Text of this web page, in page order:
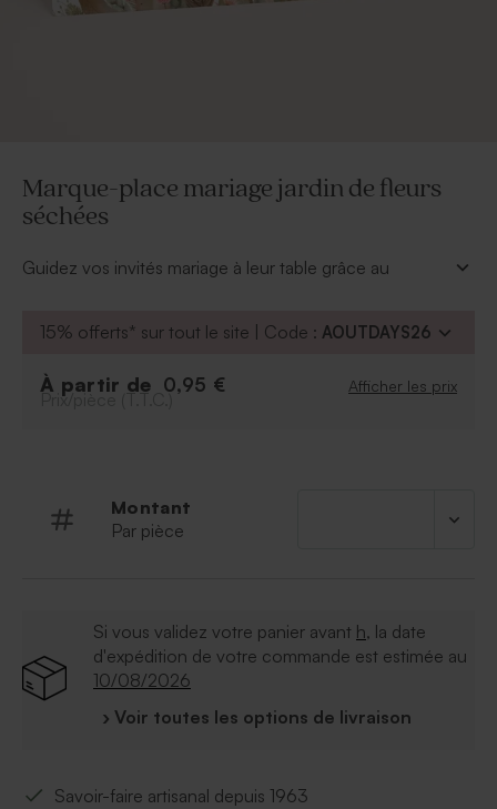
Marque-place mariage jardin de fleurs
séchées
Guidez vos invités mariage à leur table grâce au
poursuivre les festivités. Sur chaque marque-place,
une jolie écriture manuscrite.
15% offerts* sur tout le site | Code : AOUTDAYS26
À partir de 0,95 € Afficher les prix
Prix/pièce (T.T.C.)
Montant
Par pièce
Si vous validez votre panier avant h, la date
d'expédition de votre commande est estimée au
10/08/2026
› Voir toutes les options de livraison
Savoir-faire artisanal depuis 1963